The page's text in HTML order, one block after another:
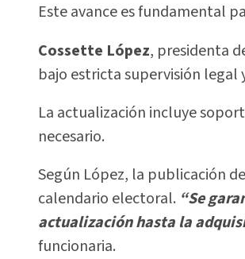
Este avance es fundamental
Cossette López, presidenta
bajo estricta supervisión
La actualización incluye
necesario.
Según López, la publicación
calendario electoral. “Se
actualización hasta la
funcionaria.